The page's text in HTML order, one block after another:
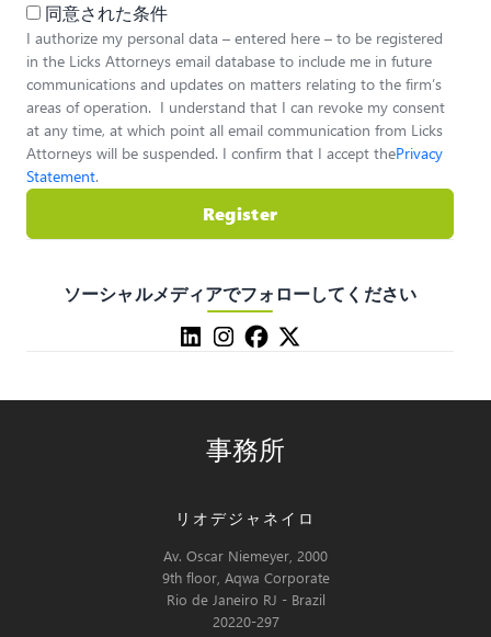
同意された条件
I authorize my personal data – entered here – to be registered
in the Licks Attorneys email database to include me in future
communications and updates on matters relating to the firm’s
areas of operation. I understand that I can revoke my consent
at any time, at which point all email communication from Licks
Attorneys will be suspended. I confirm that I accept thePrivacy
Statement.
Register
ソーシャルメディアでフォローしてください
事務所
リオデジャネイロ
Av. Oscar Niemeyer, 2000
9th floor, Aqwa Corporate
Rio de Janeiro RJ - Brazil
20220-297